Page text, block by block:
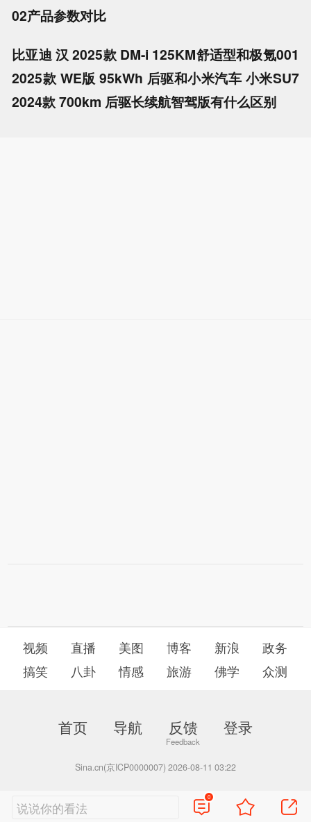
02产品参数对比
比亚迪 汉 2025款 DM-i 125KM舒适型和极氪001
2025款 WE版 95kWh 后驱和小米汽车 小米SU7
2024款 700km 后驱长续航智驾版有什么区别
视频 直播 美图 博客 新浪
政务
搞笑
八卦 情感 旅游 佛学 众测
首页 导航 反馈 登录
Sina.cn(京ICP0000007) 2026-08-11 03:22
说说你的看法
0